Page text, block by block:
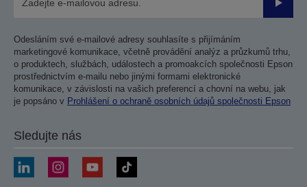
Odesláním své e-mailové adresy souhlasíte s přijímáním
marketingové komunikace, včetně provádění analýz a průzkumů trhu,
o produktech, službách, událostech a promoakcích společnosti Epson
prostřednictvím e-mailu nebo jinými formami elektronické
komunikace, v závislosti na vašich preferencí a chovní na webu, jak
je popsáno v Prohlášení o ochraně osobních údajů společnosti Epson
Sledujte nás